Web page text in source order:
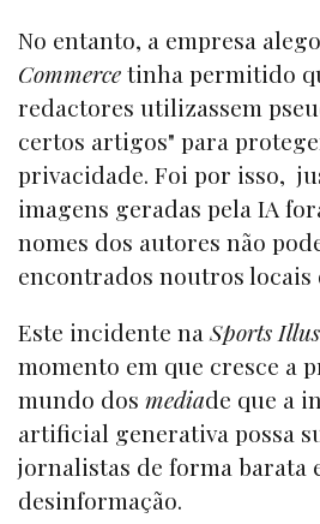
No entanto, a empresa
Commercetinha permitido
redactores utilizassem
certos artigos" para
privacidade. Foi por isso,
imagens geradas pela IA
nomes dos autores não
encontrados noutros locais
Este incidente na Sports
momento em que cresce a
mundo dos mediade que a
artificial generativa possa
jornalistas de forma barata
desinformação.